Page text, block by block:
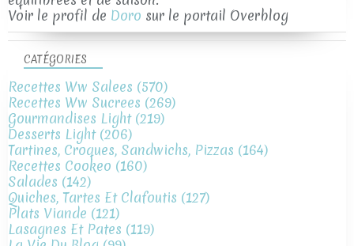
Voir le profil de Doro sur le portail Overblog
CATÉGORIES
Recettes Ww Salees (570)
Recettes Ww Sucrees (269)
Gourmandises Light(219)
Desserts Light(206)
Tartines, Croques, Sandwichs, Pizzas (164)
Recettes Cookeo (160)
Salades (142)
Quiches, Tartes Et Clafoutis (127)
Plats Viande (121)
Lasagnes Et Pates (119)